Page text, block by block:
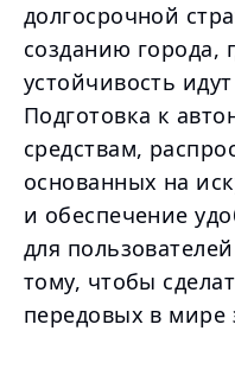
долгосрочной
созданию города,
устойчивость
Подготовка к
средствам,
основанных на
и обеспечение
для
тому, чтобы
передовых в мире